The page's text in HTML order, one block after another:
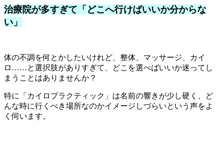
治療院が多すぎて「どこへ行けばいいか分からな
い」
体の不調を何とかしたいけれど、整体、マッサージ、カイ
ロ……と選択肢がありすぎて、どこを選べばいいか迷ってし
まうことはありませんか？
特に「カイロプラクティック」は名前の響きが少し硬く、ど
んな時に行くべき場所なのかイメージしづらいという声をよ
く伺います。